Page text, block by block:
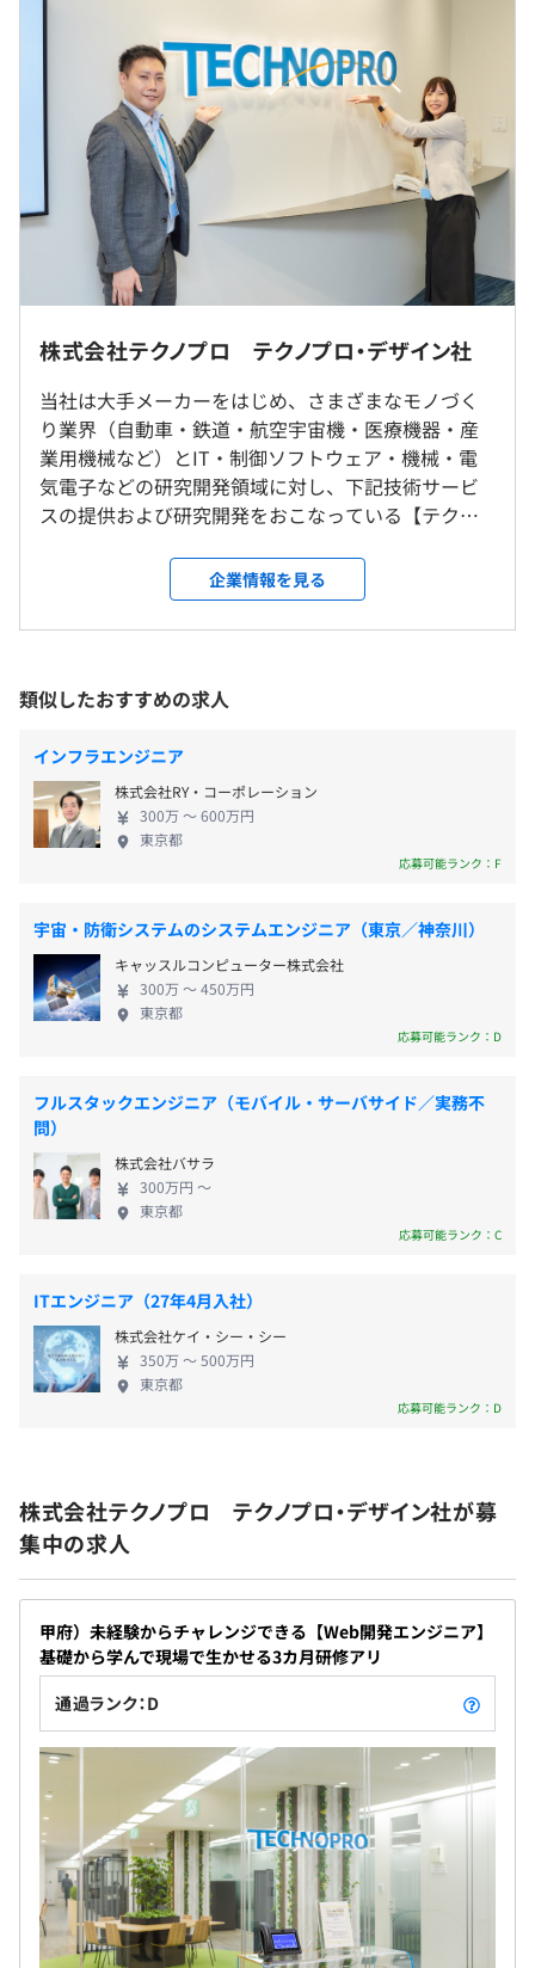
76種類の資格手当も、成長を後押しします。
プロジェクトごとに選択
【テクノプロ・デザイン社で働く魅力】
由とは？〜
◼︎キャリア起点で最適なマッチング
常時1,000件を超えるプロジェクトのなかから、エンジニ
ア一人ひとりの希望や強みに合わせたチーム配属をおこな
っています。
単に空いている案件に人を当てはめるのではなく、「どん
な技術者として成長したいか」というキャリア視点を起点
に配属を決定しています。
を与える役割を担います。
◼︎チーム環境だから、相談・レビューを通じて成長できる
顧客先での業務においても、テクノプロ・デザイン社の社
員がチームとして参画しています。
一人で現場に入り孤立することは少なく、日常的に技術相
談やレビュー、ノウハウ共有がおこなわれる環境です。
領域の異なるプロジェクトに関わることで、どこでも通用
する再現性のある技術力を積み上げていくことができま
す。
度やパパママ育児応援金制度など、ライフステージの変化
にも対応できる環境を整えています。
無理なく働けるからこそ、腰を据えて技術と向き合い、長
期的なキャリア形成が可能です。
◼︎明確な評価制度
評価は、「個人の取り組み」＋「顧客・営業・チームリー
ダーなどからの外部評価」を軸としたコンピテンシー評価
です。
入社時の年収決定はもちろん、入社後の評価基準も明確。
きます。
〈さらにこんな制度も！〉
▍キャリアデザインアドバイザー制度
専任の社員がメンターとなり、市場価値向上に向けてあな
たをサポートします！
▍自己実現委員会
公募によって選ばれた社員に対し通常の予算や権限を越
え、自己実現をサポートする制度です！
※研修期間中はリモート、修了後にプロジェクト先への配
属となります。
※引越しを伴う転勤の可能性もあります。ただし、希望を
考慮します。（引越費用補助、寮・社宅制度あり）
就業場所の変更範囲
＜雇入時＞
会社の定める場所（テレワークをおこなう場所を含む）
従業員に対する受動喫煙対策：屋内原則禁煙（喫煙室あ
■月給：22.4万〜31万円（固定残業はありません。残業
代は全額支給されます。）
■賞与：5.7か月分（前年実績）
※経験・能力を考慮のうえ、決定します。
想定年収は年収提示額を保証するものではありません）
休憩時間：60分
平均残業時間：想定20時間／月
〈年間休日：122日〉
・完全週休2日制（土日祝※祝日のある週は土曜出勤の場
・慶弔休暇
・育児休業
・介護休業
・入社時休暇（上限5日）
・災害時休暇（年5回、最大5日）
・交通費支給（上限15万円／月）
・寮、社宅制度
・引越費用補助
・慶弔見舞金制度
・パパママ育児応援金制度
・企業主導型ベビーシッター利用者支援制度
・総合福祉団体定期保険
・社内クラブサークル活動支援
・健康保険組合福利厚生サービス「ベネフィット・ステー
ション」
◎別途決算賞与を使用する場合あり
昇給：年1回
社会保険完備（健康保険・厚生年金保険、雇用保険・労災
保険）
無期雇用
株式会社テクノプロ テクノプロ・デザイン社
当社は大手メーカーをはじめ、さまざまなモノづく
り業界（自動車・鉄道・航空宇宙機・医療機器・産
業用機械など）とIT・制御ソフトウェア・機械・電
気電子などの研究開発領域に対し、下記技術サービ
スの提供および研究開発をおこなっている【テクノ
ティング ・人工知能（AI）、機械学習などの領域に
おけるデータ分析サービス ・技術サービスソリュー
ション（派遣・構内請負・受託開発（自社開発セン
表する大手メーカーを中心に取引先800社以上と取引
をしており クライアントの技術的な課題解決をおこ
なうのが当社のミッションです。 7000名以上のエン
ジニアが在籍しており抜群の経営基盤を築いていま
す。 ～残業月20時間程度／定着率93.5％／残業代1分
単位支給／賞与年2回+決算賞与～
企業情報を見る
類似したおすすめの求人
インフラエンジニア
株式会社RY・コーポレーション
300万 〜 600万円
東京都
応募可能ランク：F
宇宙・防衛システムのシステムエンジニア（東京／神奈川）
キャッスルコンピューター株式会社
300万 〜 450万円
東京都
応募可能ランク：D
フルスタックエンジニア（モバイル・サーバサイド／実務不
問）
株式会社バサラ
300万円 〜
東京都
応募可能ランク：C
ITエンジニア（27年4月入社）
株式会社ケイ・シー・シー
350万 〜 500万円
東京都
応募可能ランク：D
株式会社テクノプロ テクノプロ・デザイン社が募
集中の求人
甲府）未経験からチャレンジできる【Web開発エンジニア】
基礎から学んで現場で生かせる3カ月研修アリ
通過ランク：D